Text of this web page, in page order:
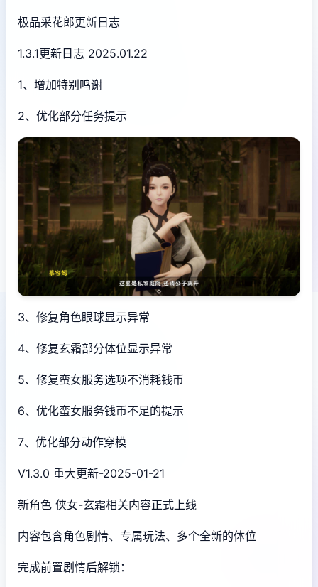
极品采花郎更新日志
1.3.1更新日志 2025.01.22
1、增加特别鸣谢
2、优化部分任务提示
3、修复角色眼球显示异常
4、修复玄霜部分体位显示异常
5、修复蛮女服务选项不消耗钱币
6、优化蛮女服务钱币不足的提示
7、优化部分动作穿模
V1.3.0 重大更新-2025-01-21
新角色 侠女-玄霜相关内容正式上线
内容包含角色剧情、专属玩法、多个全新的体位
完成前置剧情后解锁：